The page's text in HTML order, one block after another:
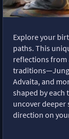
Explore your
paths. This
reflections from
Advaita, and
shaped by
uncover deeper
direction on